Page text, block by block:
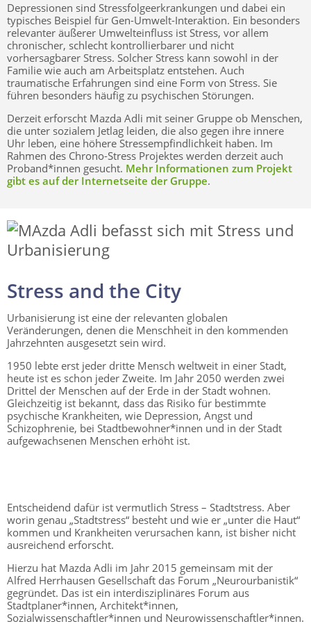
Depressionen sind Stressfolgeerkrankungen und dabei ein
typisches Beispiel für Gen-Umwelt-Interaktion. Ein besonders
relevanter äußerer Umwelteinfluss ist Stress, vor allem
chronischer, schlecht kontrollierbarer und nicht
vorhersagbarer Stress. Solcher Stress kann sowohl in der
Familie wie auch am Arbeitsplatz entstehen. Auch
traumatische Erfahrungen sind eine Form von Stress. Sie
führen besonders häufig zu psychischen Störungen.
Derzeit erforscht Mazda Adli mit seiner Gruppe ob Menschen,
die unter sozialem Jetlag leiden, die also gegen ihre innere
Uhr leben, eine höhere Stressempfindlichkeit haben. Im
Rahmen des Chrono-Stress Projektes werden derzeit auch
Proband*innen gesucht. Mehr Informationen zum Projekt
gibt es auf der Internetseite der Gruppe.
Stress and the City
Urbanisierung ist eine der relevanten globalen
Veränderungen, denen die Menschheit in den kommenden
Jahrzehnten ausgesetzt sein wird.
1950 lebte erst jeder dritte Mensch weltweit in einer Stadt,
heute ist es schon jeder Zweite. Im Jahr 2050 werden zwei
Drittel der Menschen auf der Erde in der Stadt wohnen.
Gleichzeitig ist bekannt, dass das Risiko für bestimmte
psychische Krankheiten, wie Depression, Angst und
Schizophrenie, bei Stadtbewohner*innen und in der Stadt
aufgewachsenen Menschen erhöht ist.
Entscheidend dafür ist vermutlich Stress – Stadtstress. Aber
worin genau „Stadtstress“ besteht und wie er „unter die Haut“
kommen und Krankheiten verursachen kann, ist bisher nicht
ausreichend erforscht.
Hierzu hat Mazda Adli im Jahr 2015 gemeinsam mit der
Alfred Herrhausen Gesellschaft das Forum „Neurourbanistik“
gegründet. Das ist ein interdisziplinäres Forum aus
Stadtplaner*innen, Architekt*innen,
Sozialwissenschaftler*innen und Neurowissenschaftler*innen.